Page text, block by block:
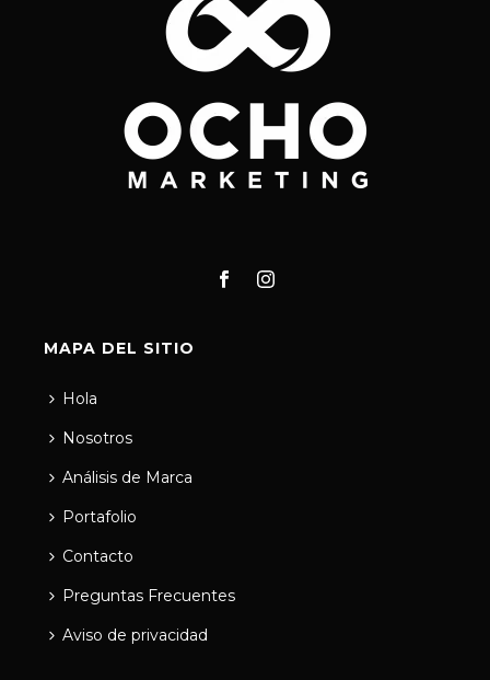
MAPA DEL SITIO
Hola
Nosotros
Análisis de Marca
Portafolio
Contacto
Preguntas Frecuentes
Aviso de privacidad